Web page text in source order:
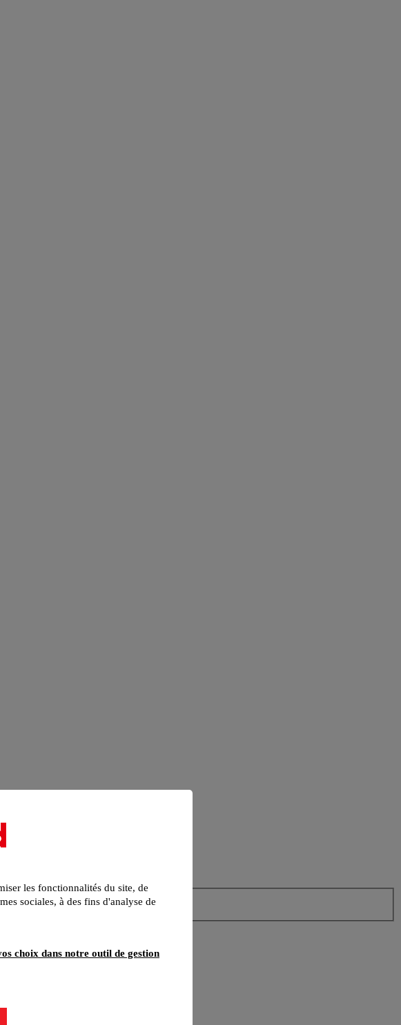
les fonctionnalités du site, de
sociales, à des fins d'analyse de
choix dans notre outil de gestion